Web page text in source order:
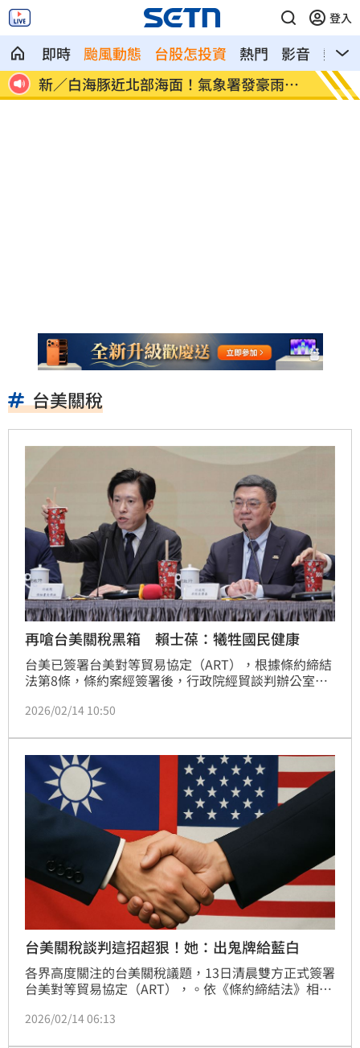
登入
即時 颱風動態 台股怎投資 熱門 影音
熱搜
特
南電Q2財報公布後 目標價調升 俄軍
台美關稅
再嗆台美關稅黑箱 賴士葆：犧牲國民健康
台美已簽署台美對等貿易協定（ART），根據條約締結
法第8條，條約案經簽署後，行政院經貿談判辦公室應
泰說，國際條約是基於各自國家共同利益所簽訂的合
識。國民黨立委賴士葆今（14）天放話，犧牲國民健康
投19兆換15%的不平等黑箱談判，絕對嚴格審查！
2026/02/14 10:50
台美關稅談判這招超狠！她：出鬼牌給藍白
各界高度關注的台美關稅議題，13日清晨雙方正式簽署
台美對等貿易協定（ART），。依《條約締結法》相關
讀。外界也憂心，藍白是否再次杯葛，影響談判成果。
2026/02/14 06:13